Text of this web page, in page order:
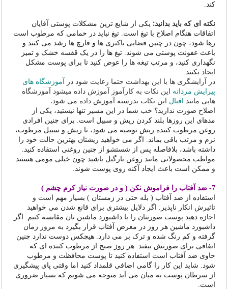
کند.
نکته ای که باید بدانید: یکی از شایع ترین مشکلات پوستی آقایان
اتفاقات هنگام اصلاح با تیغ است. تیغ نباید در حمامی که مرطوب است
رها شود، چون در چنین فضایی باکتری ها و قارچ ها رشد می کنند و
باعث عفونت پوستی می شوند. تیغ ها را در یک قفسه خشک و تمیز
نگهداری کنید، و مرتب تیغه ها را عوض کنید تا برای پوست مشکل
ایجاد نکنند.
در آرایشگری ها با این بهداشت حتما رعایت شود در آموزشگاه های
پیرایش مردانه این نکات به کارآموز آموزش داده میشود آموزشگاه
هایی مانند اقبال این نکات بدرسته آموزش داده می شود.
اصلاح صورت ندارید؟ خب شما در این مسیر تنها نیستید، یکی از
مدهای این روزها بلند کردن ریش و سبیل است. برای چنین افرادی
روغن مرطوب کننده ریش توصیه می شود، تا ریش و سبیل مرطوب،
نرم و مرتب باقی بماند. اگر می خواهید ریشتان بهترین حالت خود را
داشته باشد، بلافاصله پس از شستشو از چنین روغنی استفاده کنید.
مواظب محصولاتی مانند روغن نارگیل باشید چون خیلی مومی هستند
و ممکن است باعث ایجاد آکنه روی پوست شوند.
7- ضد آفتاب را فراموش نکن ( و در صورت نیاز کرم چشم )
استفاده از ضد آفتاب ( بله حتی در زمستان ) بسیار مهم است و
تاثیرش انکار ناپذیر. اگر دلایل بیشتری برای قانع شدن می خواهید
اجازه دهید پوست صورتتان را با داشبورد ماشین تان مقایسه کنیم: اگر
داشبورد ماشین هر روز در معرض آفتاب قرار بگیرد به مرور زمان
گرفته و کم رنگ شده و ترک بر می دارد. هیچکس دوست ندارد چنین
اتفاقی برای صورتش بیفتد. هر روز صبح از مرطوب کننده ای که
حاوی ضد آفتاب است استفاده کنید تا پوست محافظت و مرطوب
شود. شاید این کار را گامی اضافی قلمداد کنید اما وقتی پای پیشگیری
از سرطان پوست به میان می آید متوجه می شویم که بسیار ضروری
است.